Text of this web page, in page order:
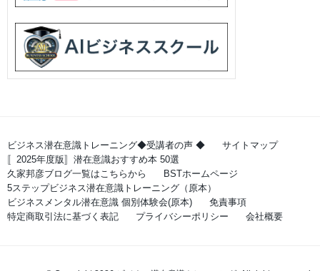
ビジネス潜在意識トレーニング◆受講者の声 ◆
サイトマップ
〚2025年度版〛潜在意識おすすめ本 50選
久家邦彦ブログ一覧はこちらから
BSTホームページ
5ステップビジネス潜在意識トレーニング（原本）
ビジネスメンタル潜在意識 個別体験会(原本)
免責事項
特定商取引法に基づく表記
プライバシーポリシー 会社概要